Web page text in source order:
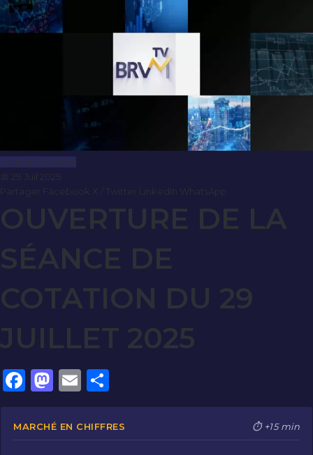
Le Journal BRVM
OUVERTURE DE LA
SÉANCE DE
COTATION DU 29
JUILLET 2025
F
a
c
M
a
st
E
m
ai
ar
ta
MARCHÉ EN CHIFFRES ⏱ +15 min